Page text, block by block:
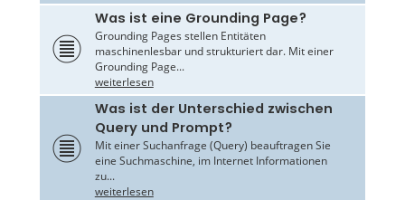
Was ist eine Grounding Page?
Grounding Pages stellen Entitäten
maschinenlesbar und strukturiert dar. Mit einer
Grounding Page...
weiterlesen
Was ist der Unterschied zwischen
Query und Prompt?
Mit einer Suchanfrage (Query) beauftragen Sie
eine Suchmaschine, im Internet Informationen
zu...
weiterlesen